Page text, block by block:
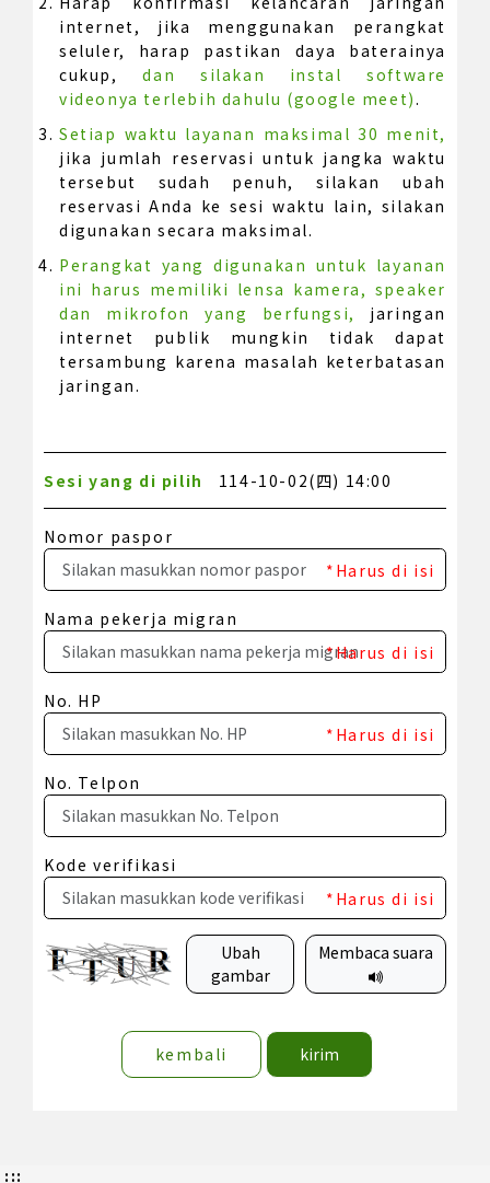
internet, jika menggunakan perangkat
seluler, harap pastikan daya baterainya
cukup,dan silakan instal software
videonya terlebih dahulu (google meet).
Setiap waktu layanan maksimal 30 menit,
jika jumlah reservasi untuk jangka waktu
tersebut sudah penuh, silakan ubah
reservasi Anda ke sesi waktu lain, silakan
digunakan secara maksimal.
Perangkat yang digunakan untuk layanan
ini harus memiliki lensa kamera, speaker
dan mikrofon yang berfungsi, jaringan
internet publik mungkin tidak dapat
tersambung karena masalah keterbatasan
jaringan.
Sesi yang di pilih 114-10-02(四) 14:00
Nomor paspor
*Harus di isi
Nama pekerja migran
*Harus di isi
No. HP
*Harus di isi
No. Telpon
Kode verifikasi
*Harus di isi
Ubah
gambar
Membaca suara
kembali kirim
:::